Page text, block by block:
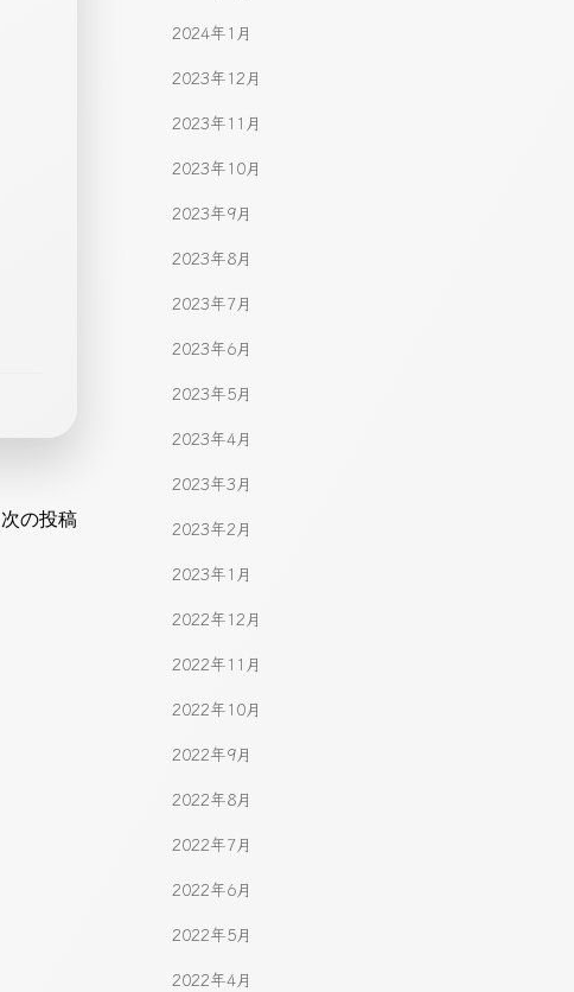
navigation
次の投稿
2024年1月
2023年12月
2023年11月
2023年10月
2023年9月
2023年8月
2023年7月
2023年6月
2023年5月
2023年4月
2023年3月
2023年2月
2023年1月
2022年12月
2022年11月
2022年10月
2022年9月
2022年8月
2022年7月
2022年6月
2022年5月
2022年4月